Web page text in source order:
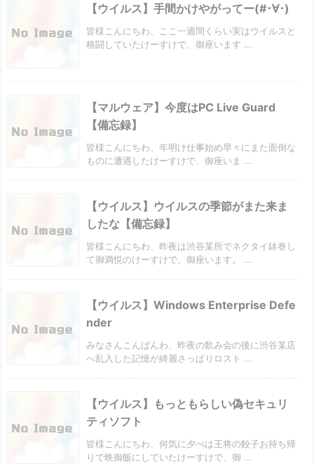
【ウイルス】手間かけやがってー(#･∀･)
皆様こんにちわ、ここ一週間くらい実はウイルスと
格闘していたけーすけで、御座います ...
【マルウェア】今度はPC Live Guard
【備忘録】
皆様こんにちわ、年明け仕事始め早々にまた面倒な
ものに遭遇したけーすけで、御座いま ...
【ウイルス】ウイルスの季節がまた来ま
したな【備忘録】
皆様こんにちわ、昨夜は渋谷某所でネクタイ鉢巻し
て御満悦のけーすけで、御座います。 ...
【ウイルス】Windows Enterprise Defe
nder
みなさんこんばんわ、昨夜の飲み会の後に渋谷某店
へ乱入した記憶が綺麗さっぱりロスト ...
【ウイルス】もっともらしい偽セキュリ
ティソフト
皆様こんにちわ、何気に夕べは王将の餃子お持ち帰
りで晩御飯にしていたけーすけで、御 ...